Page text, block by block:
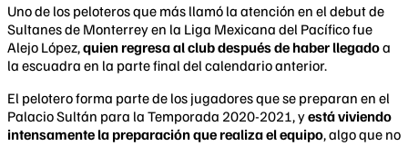
Uno de los peloteros que más llamó la atención en el debut de
Sultanes de Monterrey en la Liga Mexicana del Pacífico fue
Alejo López,quien regresa al club después de haber llegadoa
la escuadra en la parte final del calendario anterior.
El pelotero forma parte de los jugadores que se preparan en el
Palacio Sultán para la Temporada 2020-2021, yestá viviendo
intensamente la preparación que realiza el equipo, algo que no